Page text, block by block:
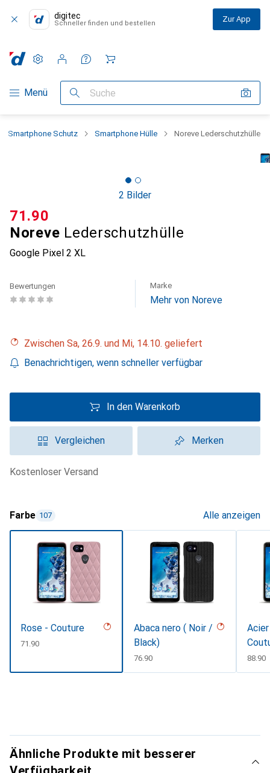
digitec
Schneller finden und bestellen Zur App
Navigation nach Kategorien
Menü Suche
Einstellungen
Kundenkonto
Vergleichslisten
Merklisten
Warenkorb
Smartphone Schutz Smartphone Hülle Noreve Lederschutzhülle
2 Bilder
Noreve Lederschutzhülle
Google Pixel 2 XL
CHF
71.90
Bewertungen Marke
Mehr von Noreve
Zwischen Sa, 26.9. und Mi, 14.10. geliefert
Benachrichtigen, wenn schneller verfügbar
In den Warenkorb
Vergleichen Merken
kostenloser Versand
Farbe 107 Alle anzeigen
Rose - Couture
CHF
71.90
Abaca nero ( Noir /
Black)
CHF
76.90 CHF
88.90
Ähnliche Produkte mit besserer